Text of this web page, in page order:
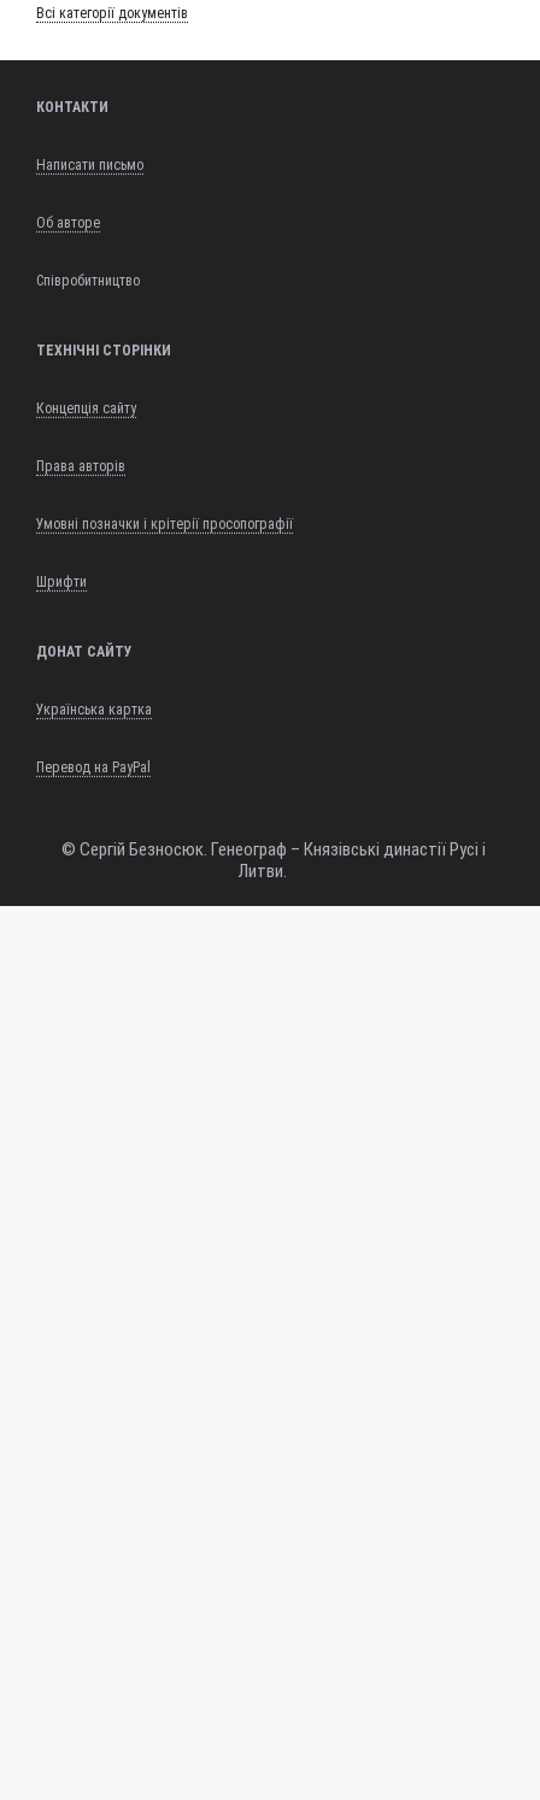
Всі кате­горії документів
КОНТАКТИ
Написати письмо
Об авторе
Співробитництво
ТЕХНІЧНІ СТОРІНКИ
Концепція сайту
Права авторів
Умовні позначки і крітерії просопографії
Шрифти
ДОНАТ САЙТУ
Українська картка
Перевод на PayPal
© Сергій Безносюк. Генеограф – Князівські династії Русі і
Литви.